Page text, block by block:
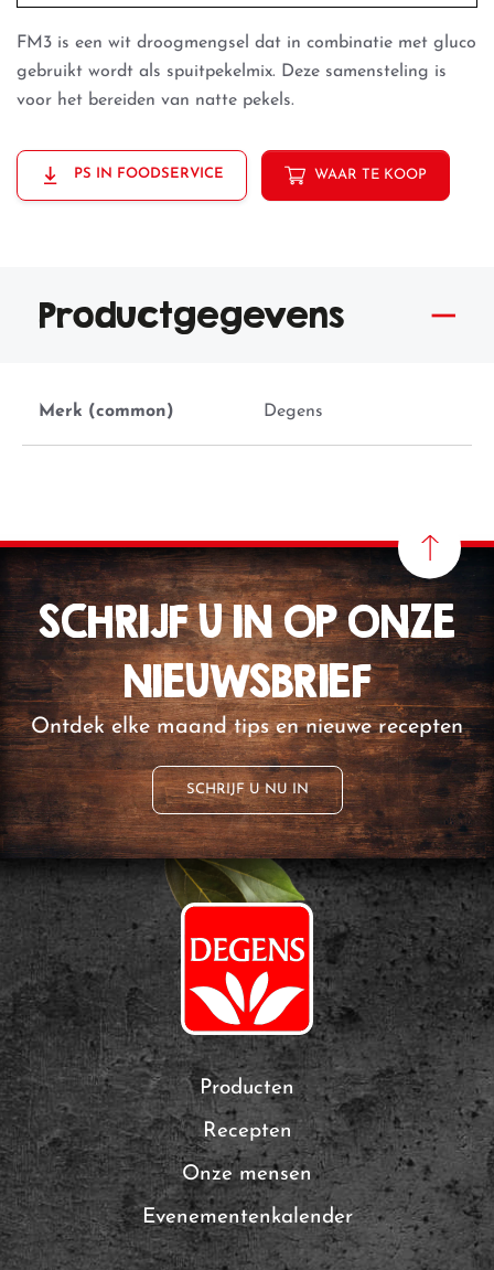
FM3 is een wit droogmengsel dat in combinatie met gluco
gebruikt wordt als spuitpekelmix. Deze samensteling is
voor het bereiden van natte pekels.
PS IN FOODSERVICE WAAR TE KOOP
Productgegevens
Merk (common) Degens
SCHRIJF U IN OP ONZE
NIEUWSBRIEF
Ontdek elke maand tips en nieuwe recepten
SCHRIJF U NU IN
Producten
Recepten
Onze mensen
Evenementenkalender